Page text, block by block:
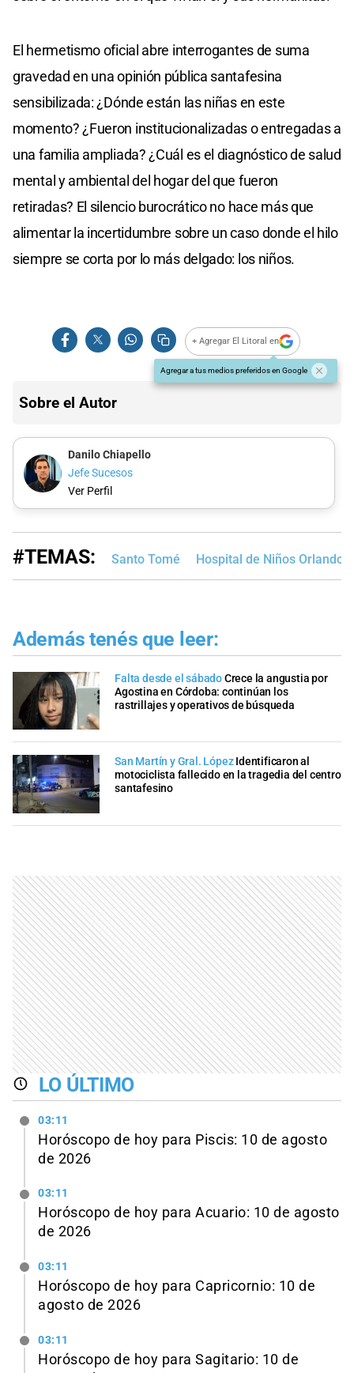
El hermetismo oficial abre interrogantes de suma
gravedad en una opinión pública santafesina
sensibilizada: ¿Dónde están las niñas en este
momento? ¿Fueron institucionalizadas o entregadas a
una familia ampliada? ¿Cuál es el diagnóstico de salud
mental y ambiental del hogar del que fueron
retiradas? El silencio burocrático no hace más que
alimentar la incertidumbre sobre un caso donde el hilo
siempre se corta por lo más delgado: los niños.
+ Agregar El Litoral en
Agregar a tus medios preferidos en Google
Sobre el Autor
Danilo Chiapello
Jefe Sucesos
Ver Perfil
#TEMAS: Santo Tomé Hospital de Niños Orlando
Además tenés que leer:
Falta desde el sábadoCrece la angustia por
Agostina en Córdoba: continúan los
rastrillajes y operativos de búsqueda
San Martín y Gral. López Identificaron al
motociclista fallecido en la tragedia del centro
santafesino
LO ÚLTIMO
03:11
Horóscopo de hoy para Piscis: 10 de agosto
de 2026
03:11
Horóscopo de hoy para Acuario: 10 de agosto
de 2026
03:11
Horóscopo de hoy para Capricornio: 10 de
agosto de 2026
03:11
Horóscopo de hoy para Sagitario: 10 de